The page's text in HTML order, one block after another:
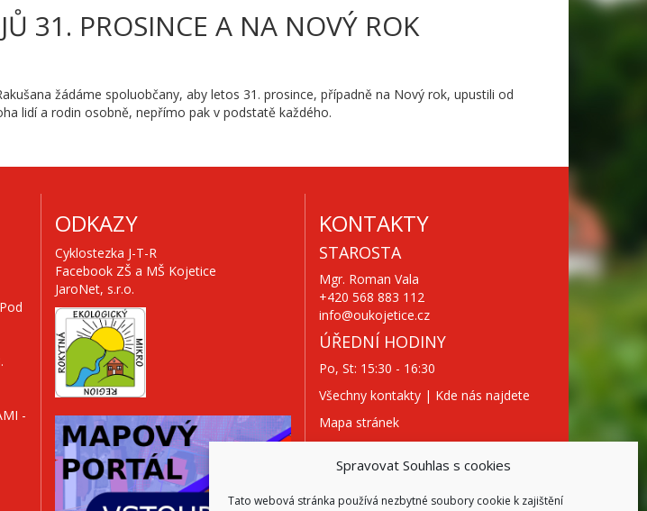
Spravovat Souhlas s cookies
Tato webová stránka používá nezbytné soubory cookie k zajištění
31. PROSINCE A NA NOVÝ ROK
žádáme spoluobčany, aby letos 31. prosince, případně na Nový rok, upustili od
lidí a rodin osobně, nepřímo pak v podstatě každého.
-
ODKAZY
Cyklostezka J-T-R
Facebook ZŠ a MŠ Kojetice
JaroNet, s.r.o.
KONTAKTY
STAROSTA
Mgr. Roman Vala
+420 568 883 112
info@oukojetice.cz
ÚŘEDNÍ HODINY
Po, St: 15:30 - 16:30
Všechny kontakty | Kde nás najdete
Mapa stránek